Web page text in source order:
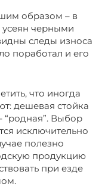
образом – в
усеян черными
следы износа
поработал и его
что иногда
дешевая стойка
“родная”. Выбор
исключительно
полезно
продукцию
при езде